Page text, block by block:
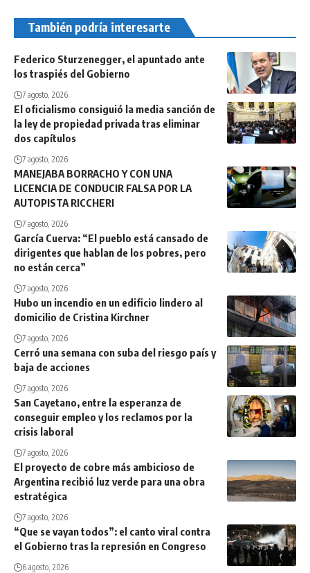
También podría interesarte
Federico Sturzenegger, el apuntado ante
los traspiés del Gobierno
7 agosto, 2026
El oficialismo consiguió la media sanción de
la ley de propiedad privada tras eliminar
dos capítulos
7 agosto, 2026
MANEJABA BORRACHO Y CON UNA
LICENCIA DE CONDUCIR FALSA POR LA
AUTOPISTA RICCHERI
7 agosto, 2026
García Cuerva: “El pueblo está cansado de
dirigentes que hablan de los pobres, pero
no están cerca”
7 agosto, 2026
Hubo un incendio en un edificio lindero al
domicilio de Cristina Kirchner
7 agosto, 2026
Cerró una semana con suba del riesgo país y
baja de acciones
7 agosto, 2026
San Cayetano, entre la esperanza de
conseguir empleo y los reclamos por la
crisis laboral
7 agosto, 2026
El proyecto de cobre más ambicioso de
Argentina recibió luz verde para una obra
estratégica
7 agosto, 2026
“Que se vayan todos”: el canto viral contra
el Gobierno tras la represión en Congreso
6 agosto, 2026